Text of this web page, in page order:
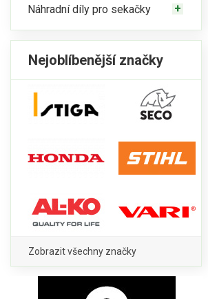
Náhradní díly pro sekačky
Nejoblíbenější značky
Zobrazit všechny značky